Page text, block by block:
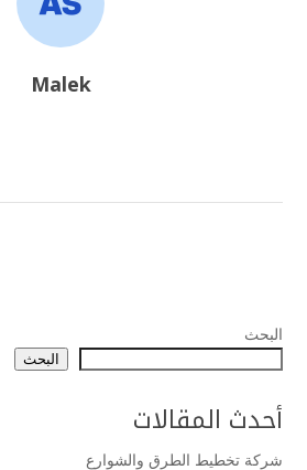
Malek
البحث
البحث
أحدث المقالات
شركة تخطيط الطرق والشوارع